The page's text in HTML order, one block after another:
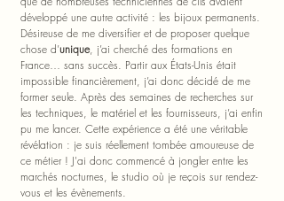
développé une autre activité : les bijoux permanents.
Désireuse de me diversifier et de proposer quelque
chose d’unique, j’ai cherché des formations en
France… sans succès. Partir aux États-Unis était
impossible financièrement, j’ai donc décidé de me
former seule. Après des semaines de recherches sur
les techniques, le matériel et les fournisseurs, j’ai enfin
pu me lancer. Cette expérience a été une véritable
révélation : je suis réellement tombée amoureuse de
ce métier ! J'ai donc commencé à jongler entre les
marchés nocturnes, le studio où je reçois sur rendez-
vous et les évènements.